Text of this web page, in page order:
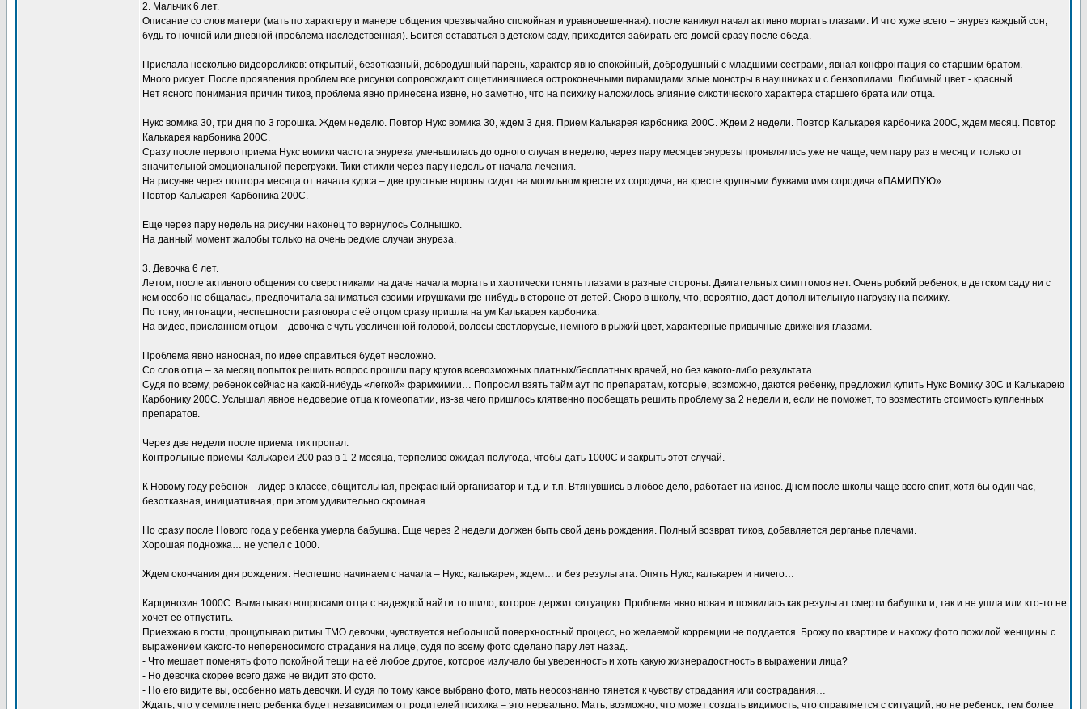
2. Мальчик 6 лет.
Описание со слов матери (мать по характеру и манере общения чрезвычайно спокойная и уравновешенная): после каникул начал активно моргать глазами. И что хуже всего – энурез каждый сон,
будь то ночной или дневной (проблема наследственная). Боится оставаться в детском саду, приходится забирать его домой сразу после обеда.
Прислала несколько видеороликов: открытый, безотказный, добродушный парень, характер явно спокойный, добродушный с младшими сестрами, явная конфронтация со старшим братом.
Много рисует. После проявления проблем все рисунки сопровождают ощетинившиеся остроконечными пирамидами злые монстры в наушниках и с бензопилами. Любимый цвет - красный.
Нет ясного понимания причин тиков, проблема явно принесена извне, но заметно, что на психику наложилось влияние сикотического характера старшего брата или отца.
Нукс вомика 30, три дня по 3 горошка. Ждем неделю. Повтор Нукс вомика 30, ждем 3 дня. Прием Калькарея карбоника 200С. Ждем 2 недели. Повтор Калькарея карбоника 200С, ждем месяц. Повтор
Калькарея карбоника 200С.
Сразу после первого приема Нукс вомики частота энуреза уменьшилась до одного случая в неделю, через пару месяцев энурезы проявлялись уже не чаще, чем пару раз в месяц и только от
значительной эмоциональной перегрузки. Тики стихли через пару недель от начала лечения.
На рисунке через полтора месяца от начала курса – две грустные вороны сидят на могильном кресте их сородича, на кресте крупными буквами имя сородича «ПАМИПУЮ».
Повтор Калькарея Карбоника 200С.
Еще через пару недель на рисунки наконец то вернулось Солнышко.
На данный момент жалобы только на очень редкие случаи энуреза.
3. Девочка 6 лет.
Летом, после активного общения со сверстниками на даче начала моргать и хаотически гонять глазами в разные стороны. Двигательных симптомов нет. Очень робкий ребенок, в детском саду ни с
кем особо не общалась, предпочитала заниматься своими игрушками где-нибудь в стороне от детей. Скоро в школу, что, вероятно, дает дополнительную нагрузку на психику.
По тону, интонации, неспешности разговора с её отцом сразу пришла на ум Калькарея карбоника.
На видео, присланном отцом – девочка с чуть увеличенной головой, волосы светлорусые, немного в рыжий цвет, характерные привычные движения глазами.
Проблема явно наносная, по идее справиться будет несложно.
Со слов отца – за месяц попыток решить вопрос прошли пару кругов всевозможных платных/бесплатных врачей, но без какого-либо результата.
Судя по всему, ребенок сейчас на какой-нибудь «легкой» фармхимии… Попросил взять тайм аут по препаратам, которые, возможно, даются ребенку, предложил купить Нукс Вомику 30С и Калькарею
Карбонику 200С. Услышал явное недоверие отца к гомеопатии, из-за чего пришлось клятвенно пообещать решить проблему за 2 недели и, если не поможет, то возместить стоимость купленных
препаратов.
Через две недели после приема тик пропал.
Контрольные приемы Калькареи 200 раз в 1-2 месяца, терпеливо ожидая полугода, чтобы дать 1000С и закрыть этот случай.
К Новому году ребенок – лидер в классе, общительная, прекрасный организатор и т.д. и т.п. Втянувшись в любое дело, работает на износ. Днем после школы чаще всего спит, хотя бы один час,
безотказная, инициативная, при этом удивительно скромная.
Но сразу после Нового года у ребенка умерла бабушка. Еще через 2 недели должен быть свой день рождения. Полный возврат тиков, добавляется дерганье плечами.
Хорошая подножка… не успел с 1000.
Ждем окончания дня рождения. Неспешно начинаем с начала – Нукс, калькарея, ждем… и без результата. Опять Нукс, калькарея и ничего…
Карцинозин 1000С. Выматываю вопросами отца с надеждой найти то шило, которое держит ситуацию. Проблема явно новая и появилась как результат смерти бабушки и, так и не ушла или кто-то не
хочет её отпустить.
Приезжаю в гости, прощупываю ритмы ТМО девочки, чувствуется небольшой поверхностный процесс, но желаемой коррекции не поддается. Брожу по квартире и нахожу фото пожилой женщины с
выражением какого-то непереносимого страдания на лице, судя по всему фото сделано пару лет назад.
- Что мешает поменять фото покойной тещи на её любое другое, которое излучало бы уверенность и хоть какую жизнерадостность в выражении лица?
- Но девочка скорее всего даже не видит это фото.
- Но его видите вы, особенно мать девочки. И судя по тому какое выбрано фото, мать неосознанно тянется к чувству страдания или сострадания…
Ждать, что у семилетнего ребенка будет независимая от родителей психика – это нереально. Мать, возможно, что может создать видимость, что справляется с ситуаций, но не ребенок, тем более